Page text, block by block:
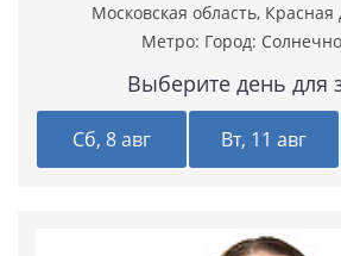
Московская область, Красная
Метро: Город:
Выберите день для
Сб, 8 авг Вт, 11 авг